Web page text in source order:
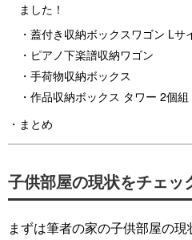
ました！
蓋付き収納ボックスワゴン Lサ
ピアノ下楽譜収納ワゴン
手荷物収納ボックス
作品収納ボックス タワー 2個組
まとめ
子供部屋の現状をチェッ
まずは筆者の家の子供部屋の